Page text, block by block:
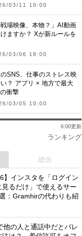
03/11 10:00
戦場映像、本物？」AI動画
ますか？ Xが新ルールを
03/06 18:00
SNS、仕事のストレス映
い？ アプリ × 地方で最大
衝撃
03/05 10:00
ランキング
6:00更新
総合
】インスタを「ログイン
見るだけ」で使えるサー
：Gramhirの代わりも紹
他の人と通話中だとバレ